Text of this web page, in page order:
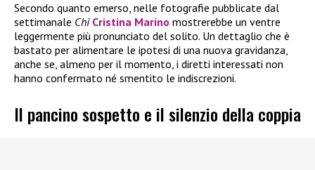
Secondo quanto emerso, nelle fotografie pubblicate dal
settimanale Chi Cristina Marino mostrerebbe un ventre
leggermente più pronunciato del solito. Un dettaglio che è
bastato per alimentare le ipotesi di una nuova gravidanza,
anche se, almeno per il momento, i diretti interessati non
hanno confermato né smentito le indiscrezioni.
Il pancino sospetto e il silenzio della coppia